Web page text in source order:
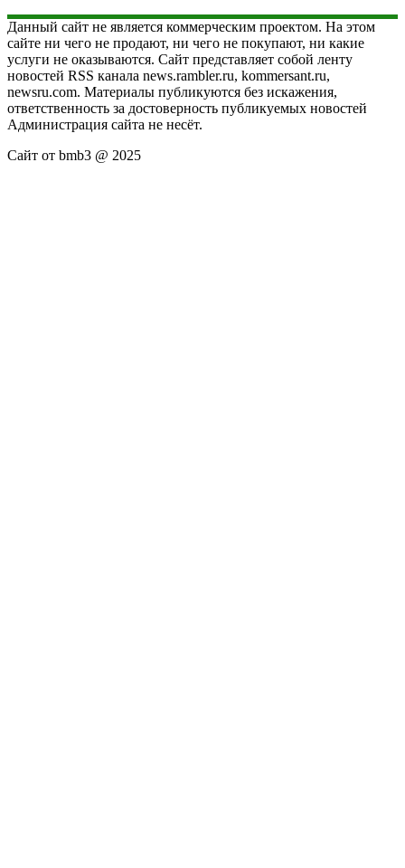
Данный сайт не является коммерческим проектом. На этом
сайте ни чего не продают, ни чего не покупают, ни какие
услуги не оказываются. Сайт представляет собой ленту
новостей RSS канала news.rambler.ru, kommersant.ru,
newsru.com. Материалы публикуются без искажения,
ответственность за достоверность публикуемых новостей
Администрация сайта не несёт.
Сайт от bmb3 @ 2025